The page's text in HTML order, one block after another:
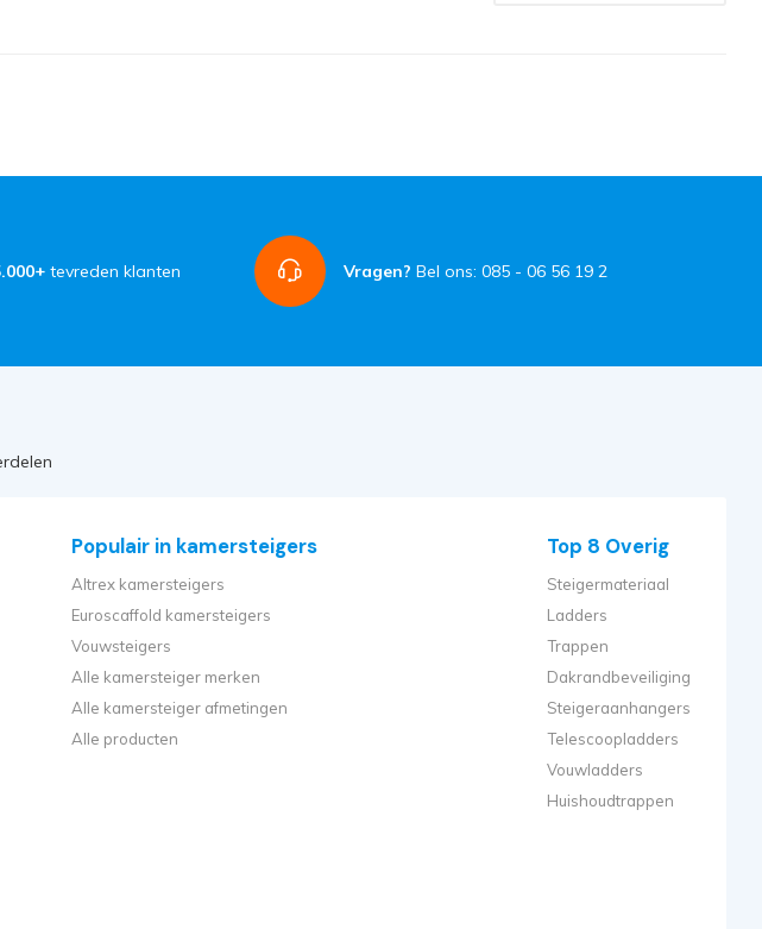
tevreden klanten Vragen? Bel ons: 085 - 06 56 19 2
Populair in kamersteigers
Altrex kamersteigers
Euroscaffold kamersteigers
Vouwsteigers
Alle kamersteiger merken
Alle kamersteiger afmetingen
Alle producten
Top 8 Overig
Steigermateriaal
Ladders
Trappen
Dakrandbeveiliging
Steigeraanhangers
Telescoopladders
Vouwladders
Huishoudtrappen